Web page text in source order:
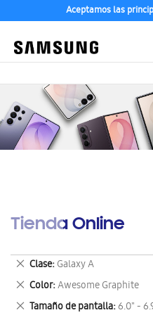
Aceptamos las
Tienda Online
Clase Galaxy A
Eliminar
este
artículo
Color Awesome Graphite
Eliminar
este
Tamaño de pantalla 6.0" -
Eliminar